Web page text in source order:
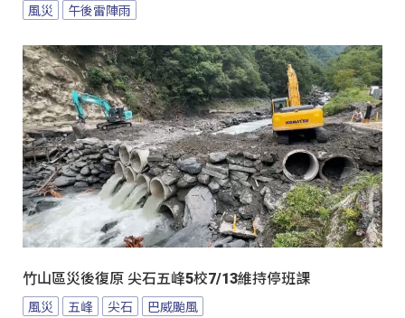
風災 午後雷陣雨
竹山區災後復原 尖石五峰5校7/13維持停班課
風災 五峰 尖石 巴威颱風